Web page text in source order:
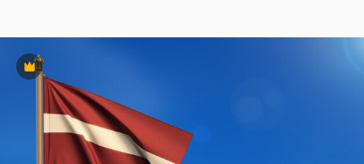
Premium